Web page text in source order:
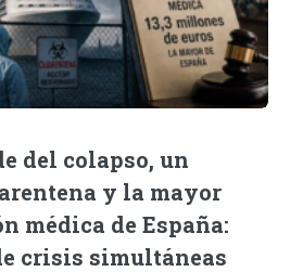
del colapso, un
y la mayor
médica de España:
crisis simultáneas